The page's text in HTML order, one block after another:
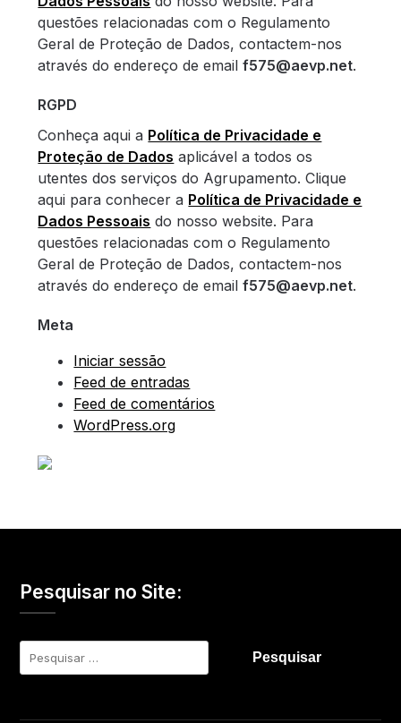
questões relacionadas com o Regulamento
Geral de Proteção de Dados, contactem-nos
através do endereço de emailf575@aevp.net.
RGPD
Conheça aqui a Política de Privacidade e
Proteção de Dados aplicável a todos os
utentes dos serviços do Agrupamento. Clique
aqui para conhecer a Política de Privacidade e
Dados Pessoais do nosso website. Para
questões relacionadas com o Regulamento
Geral de Proteção de Dados, contactem-nos
através do endereço de emailf575@aevp.net.
Meta
Iniciar sessão
Feed de entradas
Feed de comentários
WordPress.org
Pesquisar no Site:
Pesquisar
por: